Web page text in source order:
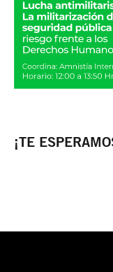
¡TE